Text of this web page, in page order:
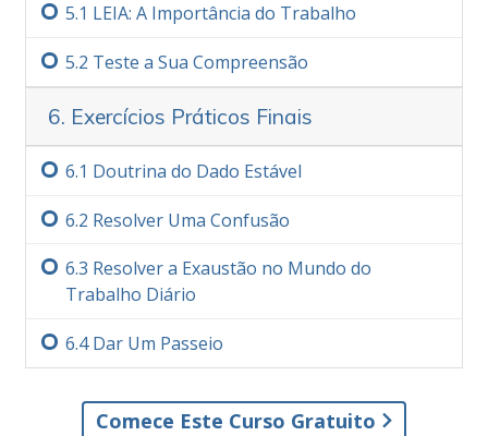
LEIA: A Importância do Trabalho
Teste a Sua Compreensão
6. Exercícios Práticos Finais
Doutrina do Dado Estável
Resolver Uma Confusão
Resolver a Exaustão no Mundo do
Trabalho Diário
6.‏4Dar Um Passeio
Comece Este Curso Gratuito